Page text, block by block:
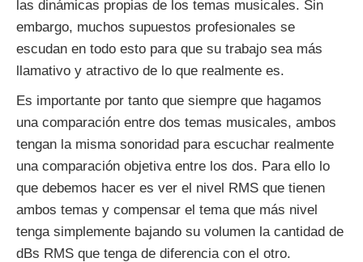
las dinámicas propias de los temas musicales. Sin
embargo, muchos supuestos profesionales se
escudan en todo esto para que su trabajo sea más
llamativo y atractivo de lo que realmente es.
Es importante por tanto que siempre que hagamos
una comparación entre dos temas musicales, ambos
tengan la misma sonoridad para escuchar realmente
una comparación objetiva entre los dos. Para ello lo
que debemos hacer es ver el nivel RMS que tienen
ambos temas y compensar el tema que más nivel
tenga simplemente bajando su volumen la cantidad de
dBs RMS que tenga de diferencia con el otro.